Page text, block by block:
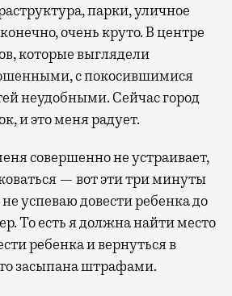
парки, уличное
очень круто. В центре
которые выглядели
с покосившимися
неудобными. Сейчас город
и это меня радует.
совершенно не устраивает,
— вот эти три минуты
успеваю довести ребенка до
То есть я должна найти место
ребенка и вернуться в
засыпана штрафами.